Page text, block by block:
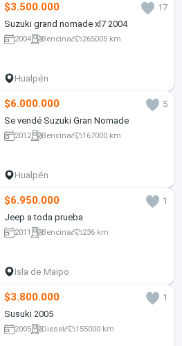
$3.500.000
17
Suzuki grand nomade xl7 2004
2004 Bencina 265005 km
Hualpén
$6.000.000
5
Se vendé Suzuki Gran Nomade
2012 Bencina 167000 km
Hualpén
$6.950.000
1
Jeep a toda prueba
2011 Bencina 236 km
Isla de Maipo
$3.800.000
1
Susuki 2005
2005 Diesel 155000 km